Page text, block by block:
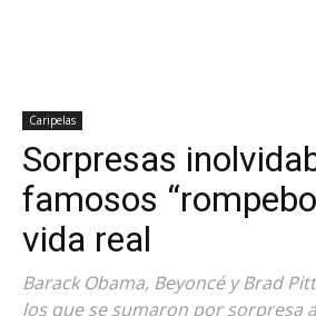
Caripelas
Sorpresas
famosos
vida real
Barack Obama, Beyoncé y Brad
los que se sumaron por sorpresa